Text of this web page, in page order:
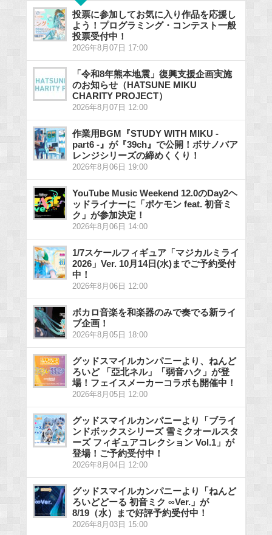
投票に参加してお気に入り作品を応援し
よう！プログラミング・コンテスト一般
投票受付中！
2026年8月07日 17:00
「令和8年熊本地震」復興支援企画実施
のお知らせ（HATSUNE MIKU
CHARITY PROJECT）
2026年8月07日 12:00
作業用BGM『STUDY WITH MIKU -
part6 -』が『39ch』で公開！ボサノバア
レンジシリーズの締めくくり！
2026年8月06日 19:00
YouTube Music Weekend 12.0のDay2ヘ
ッドライナーに「ポケモン feat. 初音ミ
ク」が参加決定！
2026年8月06日 14:00
1/7スケールフィギュア「マジカルミライ
2026」Ver. 10月14日(水)までご予約受付
中！
2026年8月06日 12:00
ボカロ音楽を和楽器のみで奏でる新ライ
ブ企画！
2026年8月05日 18:00
グッドスマイルカンパニーより、ねんど
ろいど 「亞北ネル」「弱音ハク」が登
場！フェイスメーカーコラボも開催中！
2026年8月05日 12:00
グッドスマイルカンパニーより「ブライ
ンドボックスシリーズ 雪ミクオールスタ
ーズ フィギュアコレクション Vol.1」が
登場！ご予約受付中！
2026年8月04日 12:00
グッドスマイルカンパニーより「ねんど
ろいどどーる 初音ミク ∞Ver.」が
8/19（水）まで好評予約受付中！
2026年8月03日 15:00